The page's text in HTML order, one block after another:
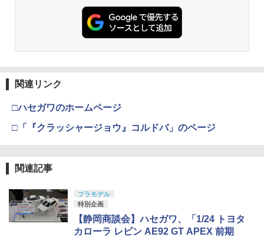
関連リンク
□ハセガワのホームページ
□「『クラッシャージョウ』コルドバ」のページ
関連記事
プラモデル
特別企画
【静岡商談会】ハセガワ、「1/24 トヨタ
カローラ レビン AE92 GT APEX 前期